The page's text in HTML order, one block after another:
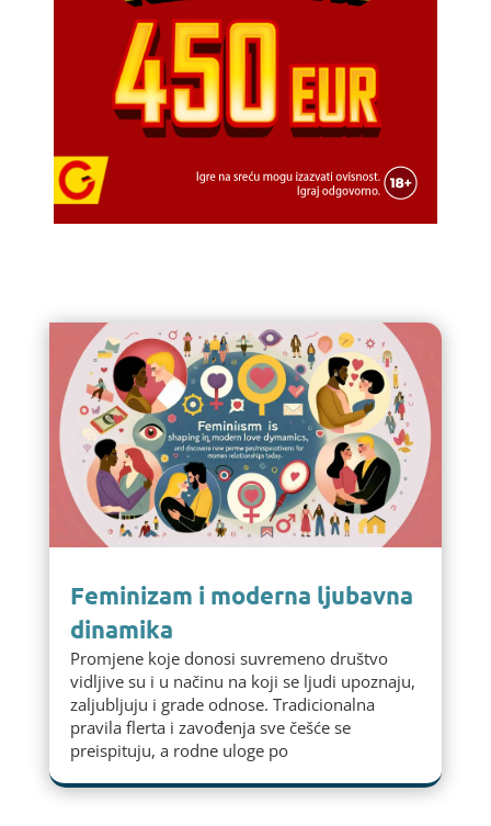
Feminizam i moderna ljubavna
dinamika
Promjene koje donosi suvremeno društvo
vidljive su i u načinu na koji se ljudi upoznaju,
zaljubljuju i grade odnose. Tradicionalna
pravila flerta i zavođenja sve češće se
preispituju, a rodne uloge po